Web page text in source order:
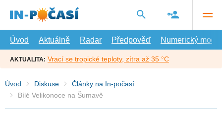
hlavní
Úvod
Aktuálně Radar Předpověď Numerický model
AKTUALITA: Vrací se tropické teploty, zítra až 35 °C
Úvod Diskuse
Články na In-počasí
Bílé Velikonoce na Šumavě